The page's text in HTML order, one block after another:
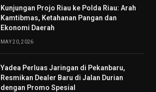
Kunjungan Projo Riau ke Polda Riau: Arah
Kamtibmas, Ketahanan Pangan dan
Ekonomi Daerah
MAY 20, 2026
Yadea Perluas Jaringan di Pekanbaru,
Resmikan Dealer Baru di Jalan Durian
dengan Promo Spesial